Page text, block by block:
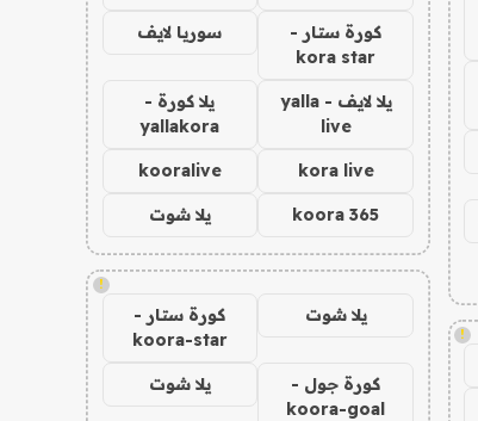
!
كورة ستار -
kora star
سوريا لايف
يلا لايف - yalla
live
يلا كورة -
yallakora
kora live
kooralive
koora 365 يلا شوت
!
يلا شوت
كورة ستار -
koora-star
كورة جول -
koora-goal
يلا شوت